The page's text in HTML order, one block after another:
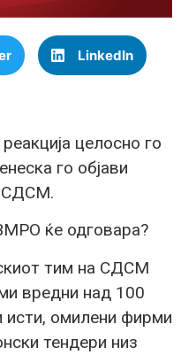
LinkedIn
целосно го
го објави
СДСМ.
ќе одговара?
тим на СДСМ
вредни над 100
исти, омилени фирми
тендери низ